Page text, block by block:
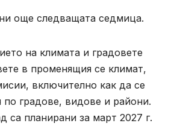
още следващата седмица.
на климата и градовете
в променящия се климат,
включително как да се
по градове, видове и райони.
са планирани за март 2027 г.